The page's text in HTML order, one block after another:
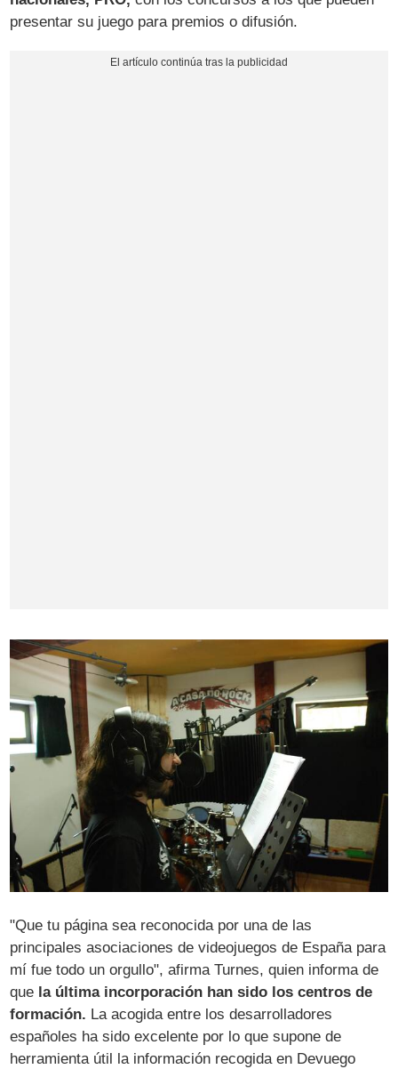
presentar su juego para premios o difusión.
"Que tu página sea reconocida por una de las
principales asociaciones de videojuegos de España para
mí fue todo un orgullo", afirma Turnes, quien informa de
que la última incorporación han sido los centros de
formación. La acogida entre los desarrolladores
españoles ha sido excelente por lo que supone de
herramienta útil la información recogida en Devuego